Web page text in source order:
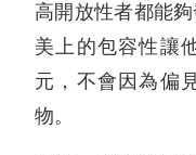
高開放性者都能
美上的包容性讓
元，不會因為偏
物。